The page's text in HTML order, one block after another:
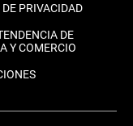
PRIVACIDAD
DE
Y COMERCIO